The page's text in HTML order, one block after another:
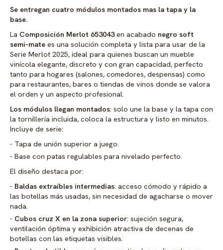
Se entregan cuatro módulos montados mas la tapa y la
base.
La Composición Merlot 653043en acabado negro soft
semi-mate es una solución completa y lista para usar de la
Serie Merlot 2025, ideal para quienes buscan un mueble
vinícola elegante, discreto y con gran capacidad, perfecto
tanto para hogares (salones, comedores, despensas) como
para restaurantes, bares o tiendas de vinos donde se valora
el orden y un aspecto profesional.
Los módulos llegan montados: solo une la base y la tapa con
la tornillería incluida, coloca la estructura y listo en minutos.
Incluye de serie:
Tapa de unión superior a juego.
Base con patas regulables para nivelado perfecto.
El diseño destaca por:
Baldas extraíbles intermedias: acceso cómodo y rápido a
las botellas más usadas, sin necesidad de agacharse o mover
nada.
Cubos cruz X en la zona superior: sujeción segura,
ventilación óptima y exhibición atractiva de decenas de
botellas con las etiquetas visibles.